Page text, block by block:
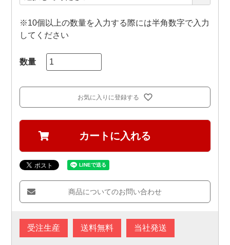
※10個以上の数量を入力する際には半角数字で入力
してください
お気に入りに登録する
カートに入れる
商品についてのお問い合わせ
受注生産 送料無料 当社発送